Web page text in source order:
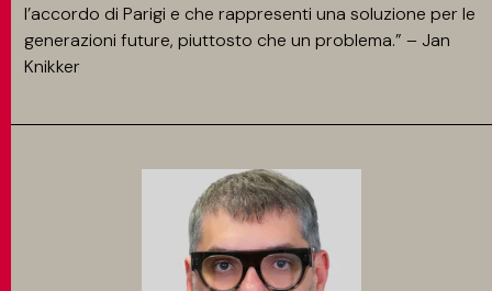
l’accordo di Parigi e che rappresenti una soluzione per le
generazioni future, piuttosto che un problema.” – Jan
Knikker